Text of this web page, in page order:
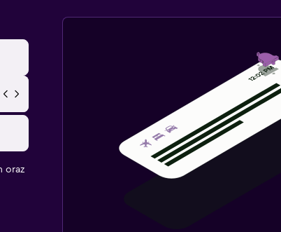
oraz